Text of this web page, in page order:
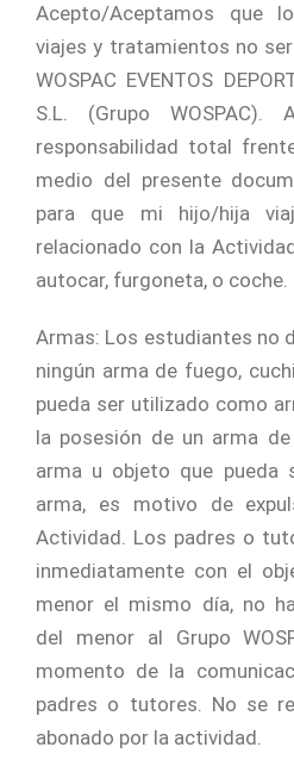
Acepto/Aceptamos que
viajes y tratamientos no
WOSPAC EVENTOS
S.L. (Grupo WOSPAC).
responsabilidad total
medio del presente
para que mi hijo/hija
relacionado con la
autocar, furgoneta, o coche.
Armas: Los estudiantes no
ningún arma de fuego,
pueda ser utilizado como
la posesión de un arma
arma u objeto que pueda
arma, es motivo de
Actividad. Los padres o
inmediatamente con el
menor el mismo día, no
del menor al Grupo
momento de la
padres o tutores. No se
abonado por la actividad.